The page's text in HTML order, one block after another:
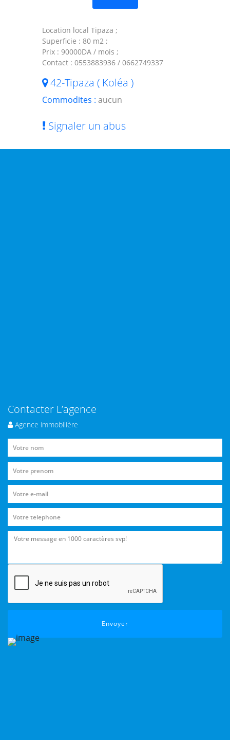
Location local Tipaza ;
Superficie : 80 m2 ;
Prix : 90000DA / mois ;
Contact : 0553883936 / 0662749337
42-Tipaza ( Koléa )
Commodites :aucun
Signaler un abus
Contacter L’agence
Agence immobilière
Envoyer